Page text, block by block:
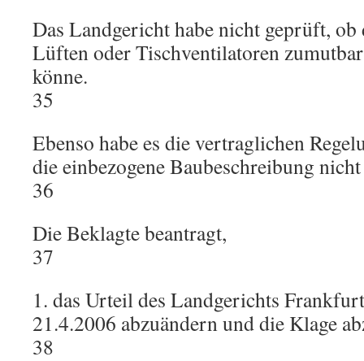
Das Landgericht habe nicht geprüft,
Lüften oder Tischventilatoren
könne.
35
Ebenso habe es die vertraglichen
die einbezogene Baubeschreibung
36
Die Beklagte beantragt,
37
1. das Urteil des Landgerichts
21.4.2006 abzuändern und die Klage
38